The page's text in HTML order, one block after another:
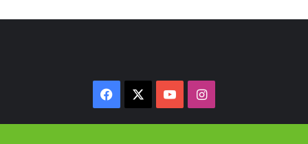
Facebook YouTubeInstagram